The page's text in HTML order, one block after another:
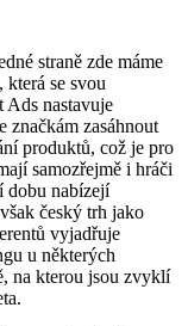
straně zde máme
se svou
Ads nastavuje
značkám zasáhnout
produktů, což je pro
samozřejmě i hráči
dobu nabízejí
český trh jako
vyjadřuje
u některých
na kterou jsou zvyklí